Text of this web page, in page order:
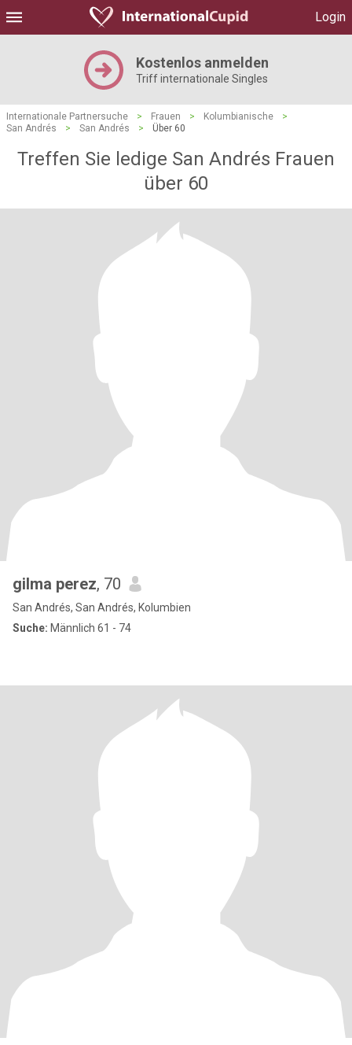
Login
Kostenlos anmelden
Triff internationale Singles
Internationale Partnersuche > Frauen > Kolumbianische
>
San Andrés
> San Andrés > Über 60
Treffen Sie ledige San Andrés Frauen
über 60
gilma perez, 70
San Andrés, San Andrés, Kolumbien
Suche: Männlich 61 - 74